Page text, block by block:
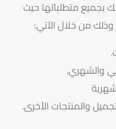
بجميع متطلباتها حيث
وذلك من خلال الآتي:
والشهري.
والمنتجات الأخرى.